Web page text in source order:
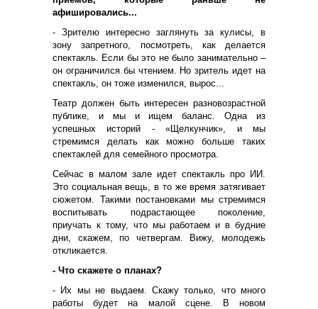
афишировались...
- Зрителю интересно заглянуть за кулисы, в
зону запретного, посмотреть, как делается
спектакль. Если бы это не было занимательно –
он ограничился бы чтением. Но зритель идет на
спектакль, он тоже изменился, вырос...
Театр должен быть интересен разновозрастной
публике, и мы и ищем баланс. Одна из
успешных историй - «Щелкунчик», и мы
стремимся делать как можно больше таких
спектаклей для семейного просмотра.
Сейчас в малом зале идет спектакль про ИИ.
Это социальная вещь, в то же время затягивает
сюжетом. Такими постановками мы стремимся
воспитывать подрастающее поколение,
приучать к тому, что мы работаем и в будние
дни, скажем, по четвергам. Вижу, молодежь
откликается.
- Что скажете о планах?
- Их мы не выдаем. Скажу только, что много
работы будет на малой сцене. В новом